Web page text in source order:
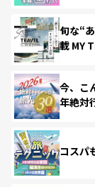
旬な“
載 MY
今、こ
年絶対
コスパ